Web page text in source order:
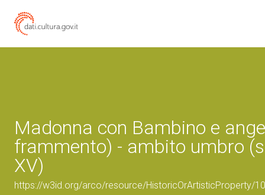
Madonna con Bambino e
frammento) - ambito umbro
XV)
https://w3id.org/arco/resource/HistoricOrArtisticProperty/